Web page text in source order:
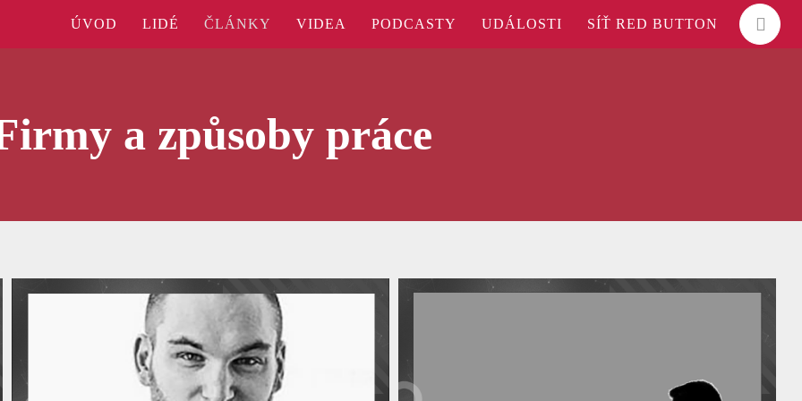
ÚVOD LIDÉ ČLÁNKY VIDEA PODCASTY UDÁLOSTI SÍŤ RED BUTTON
a způsoby práce